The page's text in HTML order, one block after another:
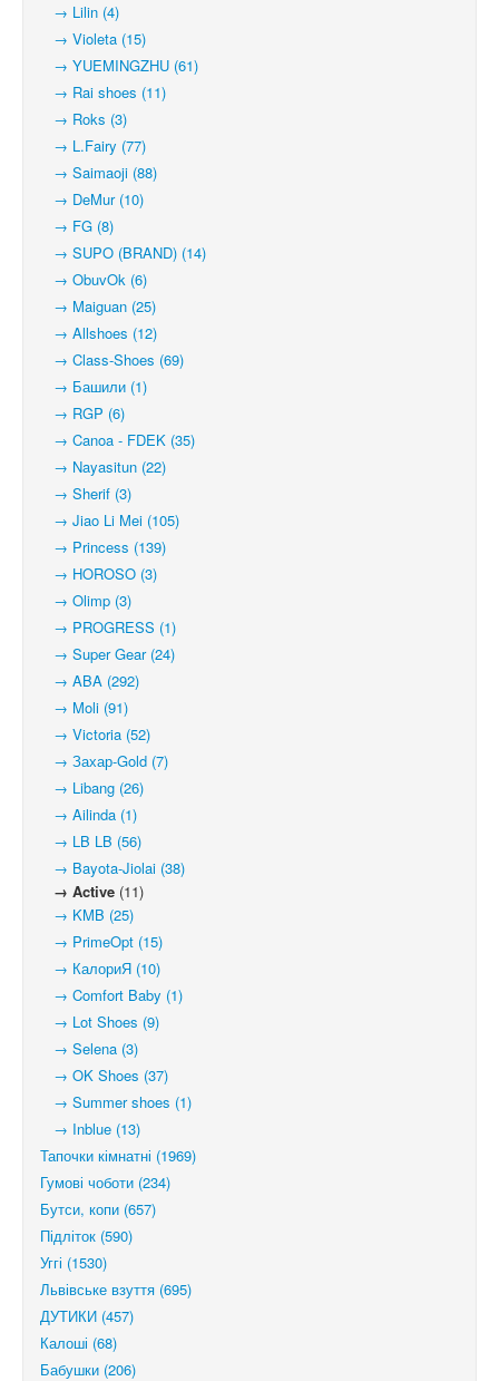
→ Lilin (4)
→ Violeta (15)
→ YUEMINGZHU (61)
→ Rai shoes (11)
→ Roks (3)
→ L.Fairy (77)
→ Saimaoji (88)
→ DeMur (10)
→ FG (8)
→ SUPO (BRAND) (14)
→ ObuvOk (6)
→ Maiguan (25)
→ Allshoes (12)
→ Class-Shoes (69)
→ Башили (1)
→ RGP (6)
→ Canoa - FDEK (35)
→ Nayasitun (22)
→ Sherif (3)
→ Jiao Li Mei (105)
→ Princess (139)
→ HOROSO (3)
→ Olimp (3)
→ PROGRESS (1)
→ Super Gear (24)
→ ABA (292)
→ Moli (91)
→ Victoria (52)
→ Захар-Gold (7)
→ Libang (26)
→ Ailinda (1)
→ LB LB (56)
→ Bayota-Jiolai (38)
→ Active (11)
→ KMB (25)
→ PrimeOpt (15)
→ КалориЯ (10)
→ Comfort Baby (1)
→ Lot Shoes (9)
→ Selena (3)
→ OK Shoes (37)
→ Summer shoes (1)
→ Inblue (13)
Тапочки кімнатні (1969)
Гумові чоботи (234)
Бутси, копи (657)
Підліток (590)
Уггі (1530)
Львівське взуття (695)
ДУТИКИ (457)
Калоші (68)
Бабушки (206)